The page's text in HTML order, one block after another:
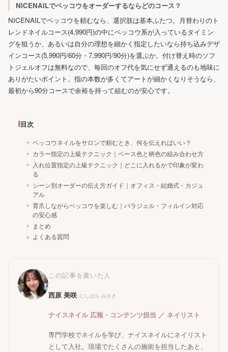
NICENAILでベッコウをオーダーするならどのコース？
NICENAILでベッコウを頼むなら、選択肢は基本ふたつ。月替わりのト
レンドネイルコース(4,990円)の中にベッコウ系が入っているタイミン
グを狙うか、あるいは自分の理想を細かく指定したいなら持ち込みデザ
インコース(5,990円/60分・7,990円/90分)を選ぶか。付け替え時のソフ
トジェルオフは無料なので、毎回のオフ代を気にせず通えるのも地味に
ありがたいポイント。指の本数が多くてアートが細かくなりそうなら、
最初から90分コースで余裕を持って組むのが安心です。
目次
ベッコウネイルをサロンで頼むとき、何を伝えればいい？
カラー指定の上級テクニック｜ベース色と柄色の組み合わせ方
入れ位置指定の上級テクニック｜どこに入れるかで印象が変わ
る
シーン別オーダーの伝え方ガイド｜オフィス・結婚式・カジュ
アル
育爪しながらベッコウを楽しむ｜パラジェル・フィルイン対応
の安心感
まとめ
よくある質問
この記事を書いた人
西原 美咲 にしはら みさき
ナイスネイル 広報・コンテンツ担当 ／ ネイリスト
専門学校でネイルを学び、ナイスネイルにネイリスト
として入社。現場でたくさんの施術を担当したあと、